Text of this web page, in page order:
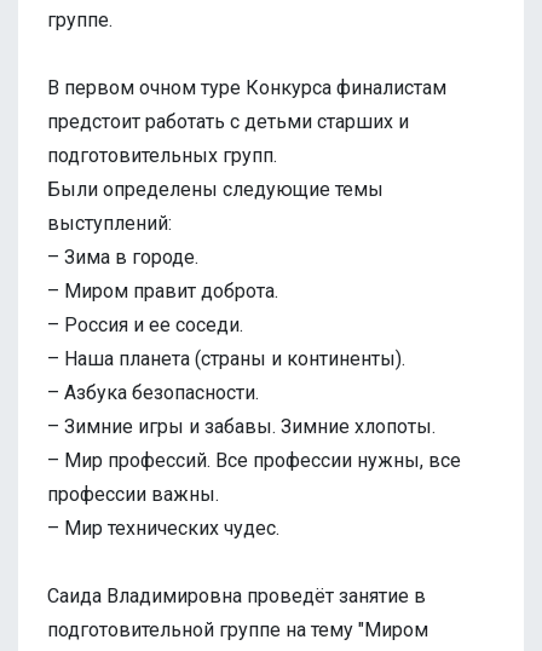
группе.
В первом очном туре Конкурса финалистам
предстоит работать с детьми старших и
подготовительных групп.
Были определены следующие темы
выступлений:
– Зима в городе.
– Миром правит доброта.
– Россия и ее соседи.
– Наша планета (страны и континенты).
– Азбука безопасности.
– Зимние игры и забавы. Зимние хлопоты.
– Мир профессий. Все профессии нужны, все
профессии важны.
– Мир технических чудес.
Саида Владимировна проведёт занятие в
подготовительной группе на тему "Миром